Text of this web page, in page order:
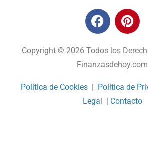
Copyright © 2026 Todos los
Finanzasdehoy.com
Política de Cookies | Política de
Legal | Contacto